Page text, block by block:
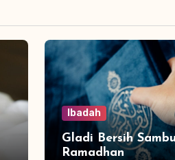
Ibadah
Gladi Bersih
Ramadhan